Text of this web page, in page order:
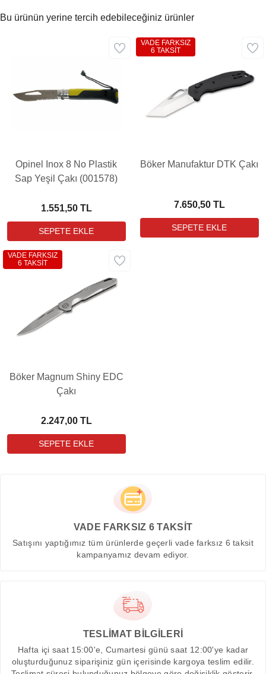
Bu ürünün yerine tercih edebileceğiniz ürünler
Opinel Inox 8 No Plastik
Sap Yeşil Çakı (001578)
1.551,50 TL
Böker Manufaktur DTK Çakı
7.650,50 TL
VADE FARKSIZ
6 TAKSİT
Böker Magnum Shiny EDC
Çakı
2.247,00 TL
VADE FARKSIZ
6 TAKSİT
VADE FARKSIZ 6 TAKSİT
Satışını yaptığımız tüm ürünlerde geçerli vade farksız 6 taksit
kampanyamız devam ediyor.
TESLİMAT BİLGİLERİ
Hafta içi saat 15:00'e, Cumartesi günü saat 12:00'ye kadar
oluşturduğunuz siparişiniz gün içerisinde kargoya teslim edilir.